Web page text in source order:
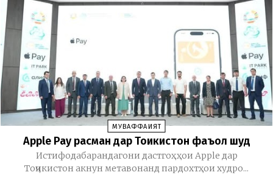
МУВАФФАҚИЯТ
Apple Pay расман дар Тоҷикистон фаъол шуд
Истифодабарандагони дастгоҳҳои Apple дар
Тоҷикистон акнун метавонанд пардохтҳои худро...